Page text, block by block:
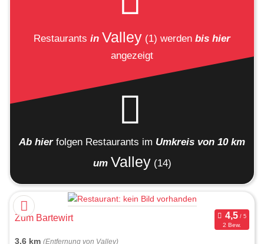
Restaurants in Valley (1) werden bis hier
angezeigt
Ab hier folgen Restaurants im Umkreis von 10 km
um Valley (14)
Zum Bartewirt
2 Bew.
3,6 km (Entfernung von Valley)